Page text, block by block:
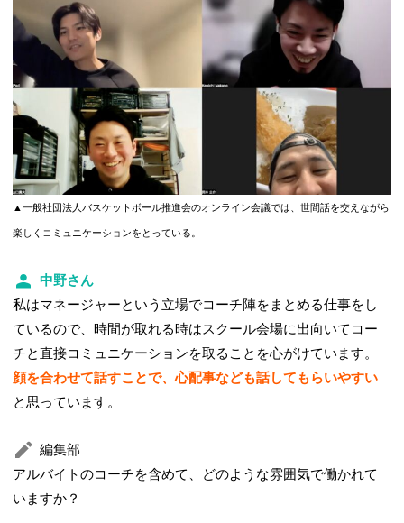
▲一般社団法人バスケットボール推進会のオンライン会議では、世間話を交えながら
楽しくコミュニケーションをとっている。
中野さん
私はマネージャーという立場でコーチ陣をまとめる仕事をし
ているので、時間が取れる時はスクール会場に出向いてコー
チと直接コミュニケーションを取ることを心がけています。
顔を合わせて話すことで、心配事なども話してもらいやすい
と思っています。
編集部
アルバイトのコーチを含めて、どのような雰囲気で働かれて
いますか？